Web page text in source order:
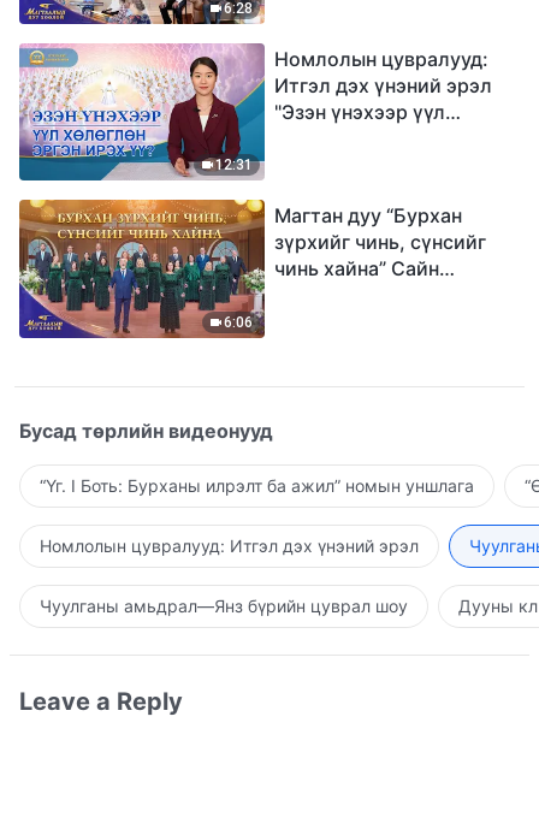
6:28
12:31
Номлолын цувралууд:
Итгэл дэх үнэний эрэл
"Эзэн үнэхээр үүл
6:06
Магтан дуу “Бурхан
зүрхийг чинь, сүнсийг
чинь хайна” Сайн
Бусад төрлийн видеонууд
“Үг. I Боть: Бурханы илрэлт ба ажил” номын уншлага
Номлолын цувралууд: Итгэл дэх үнэний эрэл
Чуулганы амьдрал—Янз бүрийн цуврал шоу Дууны
Leave a Reply